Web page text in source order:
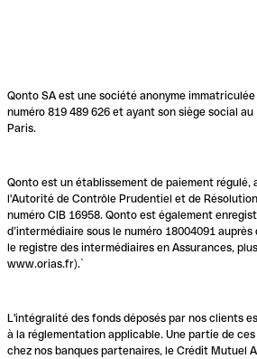
Qonto SA est une société anonyme immatriculée
numéro 819 489 626 et ayant son siège social
Paris.
Qonto est un établissement de paiement régulé,
l'Autorité de Contrôle Prudentiel et de
numéro CIB 16958. Qonto est également
d’intermédiaire sous le numéro 18004091 auprès
le registre des intermédiaires en Assurances,
www.orias.fr).`
L'intégralité des fonds déposés par nos clients
à la réglementation applicable. Une partie de
chez nos banques partenaires, le Crédit Mutuel